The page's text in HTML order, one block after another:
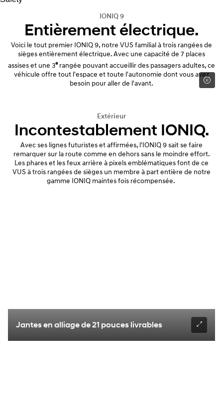
IONIQ 9
Entièrement électrique.
Voici le tout premier IONIQ 9, notre VUS familial à trois rangées de
sièges entièrement électrique. Avec une capacité de 7 places
assises et une 3erangée pouvant accueillir des passagers adultes, ce
véhicule offre tout l'espace et toute l'autonomie dont vous avez
besoin pour aller de l'avant.
Extérieur
Incontestablement IONIQ.
Avec ses lignes futuristes et affirmées, l'IONIQ 9 sait se faire
remarquer sur la route comme en dehors sans le moindre effort.
Les phares et les feux arrière à pixels emblématiques font de ce
VUS à trois rangées de sièges un membre à part entière de notre
gamme IONIQ maintes fois récompensée.
Jantes en alliage de 21 pouces livrables